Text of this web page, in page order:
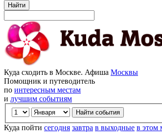
Найти
Куда сходить в Москве. Афиша Москвы
Помощник и путеводитель
по интересным местам
и лучшим событиям
Куда пойти сегодня завтра в выходные в этом